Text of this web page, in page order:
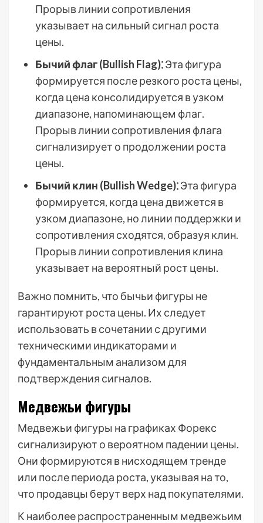
Прорыв линии сопротивления
указывает на сильный сигнал роста
цены.
Бычий флаг (Bullish Flag)⁚Эта фигура
формируется после резкого роста цены,
когда цена консолидируется в узком
диапазоне, напоминающем флаг.
Прорыв линии сопротивления флага
сигнализирует о продолжении роста
цены.
Бычий клин (Bullish Wedge)⁚Эта фигура
формируется, когда цена движется в
узком диапазоне, но линии поддержки и
сопротивления сходятся, образуя клин.
Прорыв линии сопротивления клина
указывает на вероятный рост цены.
Важно помнить, что бычьи фигуры не
гарантируют роста цены. Их следует
использовать в сочетании с другими
техническими индикаторами и
фундаментальным анализом для
подтверждения сигналов.
Медвежьи фигуры
Медвежьи фигуры на графиках Форекс
сигнализируют о вероятном падении цены.
Они формируются в нисходящем тренде
или после периода роста, указывая на то,
что продавцы берут верх над покупателями.
К наиболее распространенным медвежьим